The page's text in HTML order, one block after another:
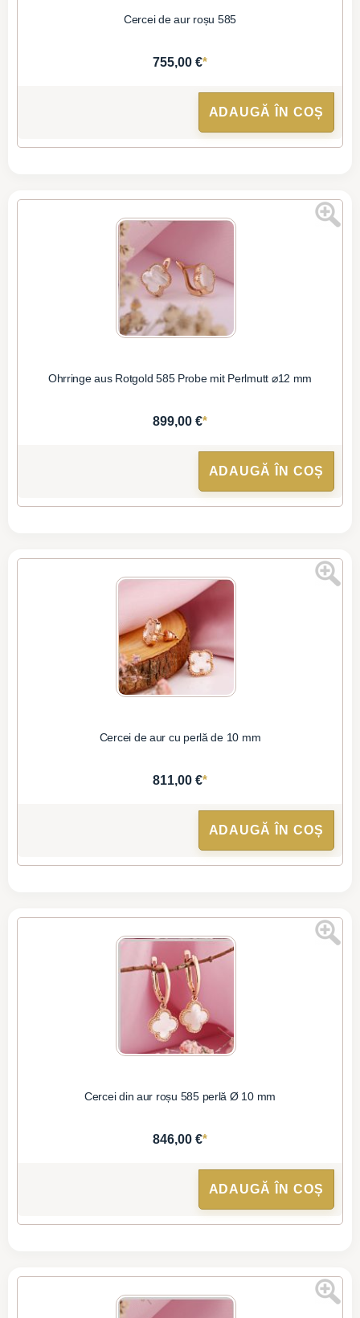
Cercei de aur roșu 585
755,00 €*
ADAUGĂ ÎN COȘ
Ohrringe aus Rotgold 585 Probe mit Perlmutt ⌀12 mm
899,00 €*
ADAUGĂ ÎN COȘ
Cercei de aur cu perlă de 10 mm
811,00 €*
ADAUGĂ ÎN COȘ
Cercei din aur roșu 585 perlă Ø 10 mm
846,00 €*
ADAUGĂ ÎN COȘ